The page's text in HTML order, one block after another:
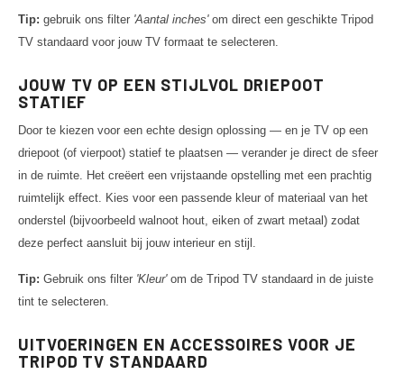
Tip: gebruik ons filter 'Aantal inches'om direct een geschikte Tripod
TV standaard voor jouw TV formaat te selecteren.
JOUW TV OP EEN STIJLVOL DRIEPOOT
STATIEF
Door te kiezen voor een echte design oplossing — en je TV op een
driepoot (of vierpoot) statief te plaatsen — verander je direct de sfeer
in de ruimte. Het creëert een vrijstaande opstelling met een prachtig
ruimtelijk effect. Kies voor een passende kleur of materiaal van het
onderstel (bijvoorbeeld walnoot hout, eiken of zwart metaal) zodat
deze perfect aansluit bij jouw interieur en stijl.
Tip: Gebruik ons filter 'Kleur'om de Tripod TV standaard in de juiste
tint te selecteren.
UITVOERINGEN EN ACCESSOIRES VOOR JE
TRIPOD TV STANDAARD